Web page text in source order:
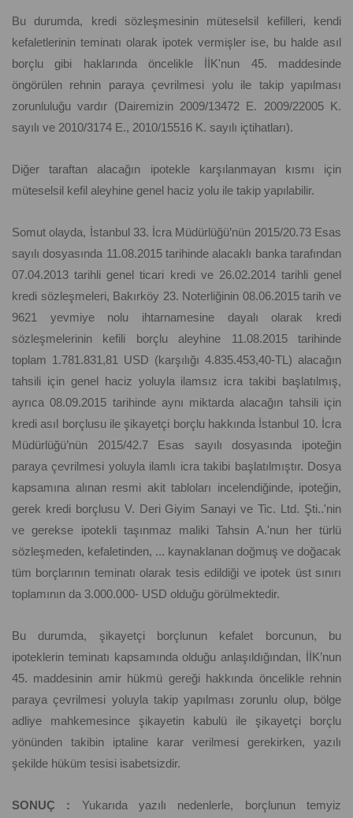
Bu durumda, kredi sözleşmesinin müteselsil kefilleri, kendi
kefaletlerinin teminatı olarak ipotek vermişler ise, bu halde asıl
borçlu gibi haklarında öncelikle İİK'nun 45. maddesinde
öngörülen rehnin paraya çevrilmesi yolu ile takip yapılması
zorunluluğu vardır (Dairemizin 2009/13472 E. 2009/22005 K.
sayılı ve 2010/3174 E., 2010/15516 K. sayılı içtihatları).
Diğer taraftan alacağın ipotekle karşılanmayan kısmı için
müteselsil kefil aleyhine genel haciz yolu ile takip yapılabilir.
Somut olayda, İstanbul 33. İcra Müdürlüğü’nün 2015/20.73 Esas
sayılı dosyasında 11.08.2015 tarihinde alacaklı banka tarafından
07.04.2013 tarihli genel ticari kredi ve 26.02.2014 tarihli genel
kredi sözleşmeleri, Bakırköy 23. Noterliğinin 08.06.2015 tarih ve
9621 yevmiye nolu ihtarnamesine dayalı olarak kredi
sözleşmelerinin kefili borçlu aleyhine 11.08.2015 tarihinde
toplam 1.781.831,81 USD (karşılığı 4.835.453,40-TL) alacağın
tahsili için genel haciz yoluyla ilamsız icra takibi başlatılmış,
ayrıca 08.09.2015 tarihinde aynı miktarda alacağın tahsili için
kredi asıl borçlusu ile şikayetçi borçlu hakkında İstanbul 10. İcra
Müdürlüğü’nün 2015/42.7 Esas sayılı dosyasında ipoteğin
paraya çevrilmesi yoluyla ilamlı icra takibi başlatılmıştır. Dosya
kapsamına alınan resmi akit tabloları incelendiğinde, ipoteğin,
gerek kredi borçlusu V. Deri Giyim Sanayi ve Tic. Ltd. Şti..'nin
ve gerekse ipotekli taşınmaz maliki Tahsin A.'nun her türlü
sözleşmeden, kefaletinden, ... kaynaklanan doğmuş ve doğacak
tüm borçlarının teminatı olarak tesis edildiği ve ipotek üst sınırı
toplamının da 3.000.000- USD olduğu görülmektedir.
Bu durumda, şikayetçi borçlunun kefalet borcunun, bu
ipoteklerin teminatı kapsamında olduğu anlaşıldığından, İİK’nun
45. maddesinin amir hükmü gereği hakkında öncelikle rehnin
paraya çevrilmesi yoluyla takip yapılması zorunlu olup, bölge
adliye mahkemesince şikayetin kabulü ile şikayetçi borçlu
yönünden takibin iptaline karar verilmesi gerekirken, yazılı
şekilde hüküm tesisi isabetsizdir.
SONUÇ : Yukarıda yazılı nedenlerle, borçlunun temyiz